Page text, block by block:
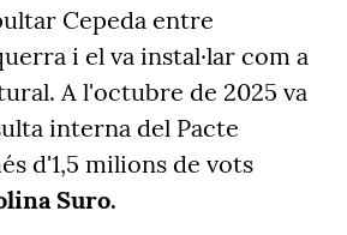
Cepeda entre
i el va instal·lar com a
A l'octubre de 2025 va
interna del Pacte
d'1,5 milions de vots
Suro.